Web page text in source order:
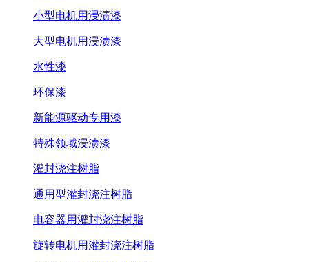
小型电机用浸渍漆
大型电机用浸渍漆
水性漆
环保漆
新能源驱动专用漆
特殊领域浸渍漆
灌封浇注树脂
通用型灌封浇注树脂
电容器用灌封浇注树脂
旋转电机用灌封浇注树脂